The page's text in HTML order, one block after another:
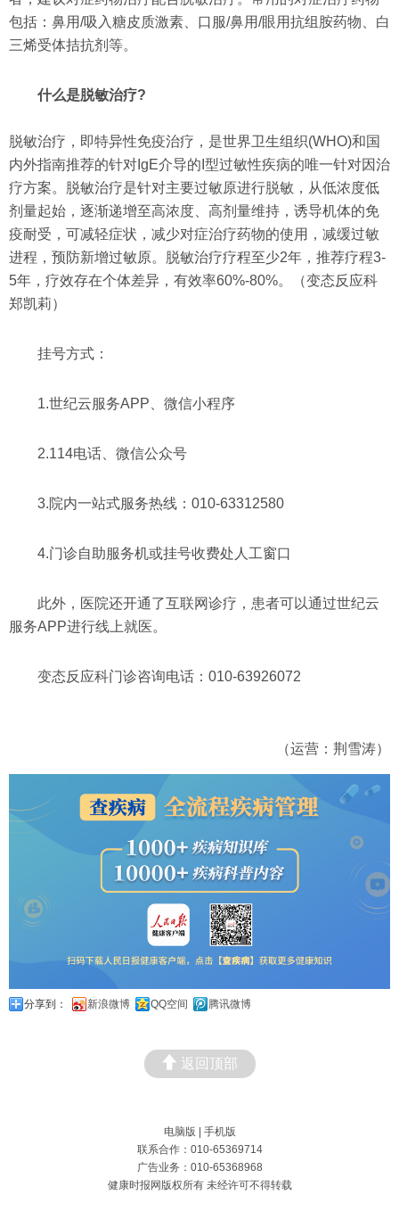
包括：鼻用/吸入糖皮质激素、口服/鼻用/眼用抗组胺药物、白
三烯受体拮抗剂等。
什么是脱敏治疗?
脱敏治疗，即特异性免疫治疗，是世界卫生组织(WHO)和国
内外指南推荐的针对IgE介导的I型过敏性疾病的唯一针对因治
疗方案。脱敏治疗是针对主要过敏原进行脱敏，从低浓度低
剂量起始，逐渐递增至高浓度、高剂量维持，诱导机体的免
疫耐受，可减轻症状，减少对症治疗药物的使用，减缓过敏
进程，预防新增过敏原。脱敏治疗疗程至少2年，推荐疗程3-
5年，疗效存在个体差异，有效率60%-80%。（变态反应科
郑凯莉）
挂号方式：
1.世纪云服务APP、微信小程序
2.114电话、微信公众号
3.院内一站式服务热线：010-63312580
4.门诊自助服务机或挂号收费处人工窗口
此外，医院还开通了互联网诊疗，患者可以通过世纪云
服务APP进行线上就医。
变态反应科门诊咨询电话：010-63926072
（运营：荆雪涛）
分享到： 新浪微博 QQ空间 腾讯微博
返回顶部
电脑版 | 手机版
联系合作：010-65369714
广告业务：010-65368968
健康时报网版权所有 未经许可不得转载